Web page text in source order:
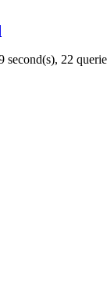
second(s), 22